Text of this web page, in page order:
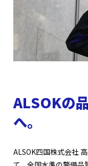
ALSOKの
へ。
ALSOK四国株式会社